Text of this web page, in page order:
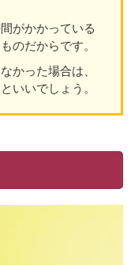
がかかっている
のだからです。
かった場合は、
いいでしょう。